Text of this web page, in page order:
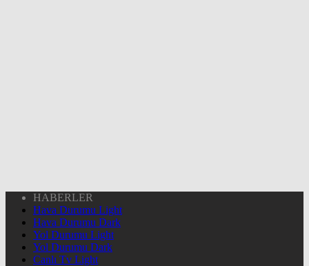
HABERLER
Hava Durumu Light
Hava Durumu Dark
Yol Durumu Light
Yol Durumu Dark
Canlı Tv Light